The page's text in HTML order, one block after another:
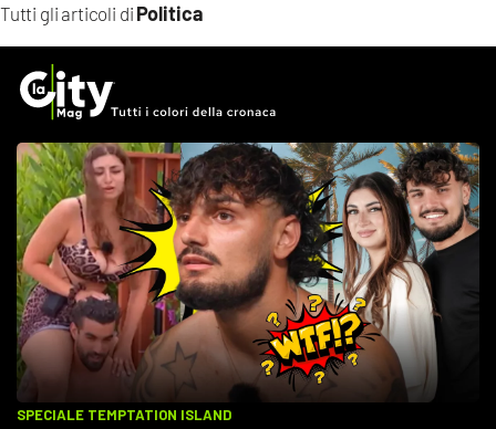
Tutti gli articoli di Politica